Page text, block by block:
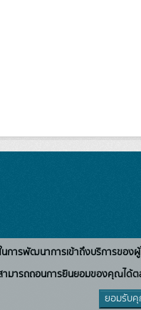
นการพัฒนาการเข้าถึงบริการขอ
มารถถอนการยินยอมของคุณได้ต
ยอมรับ